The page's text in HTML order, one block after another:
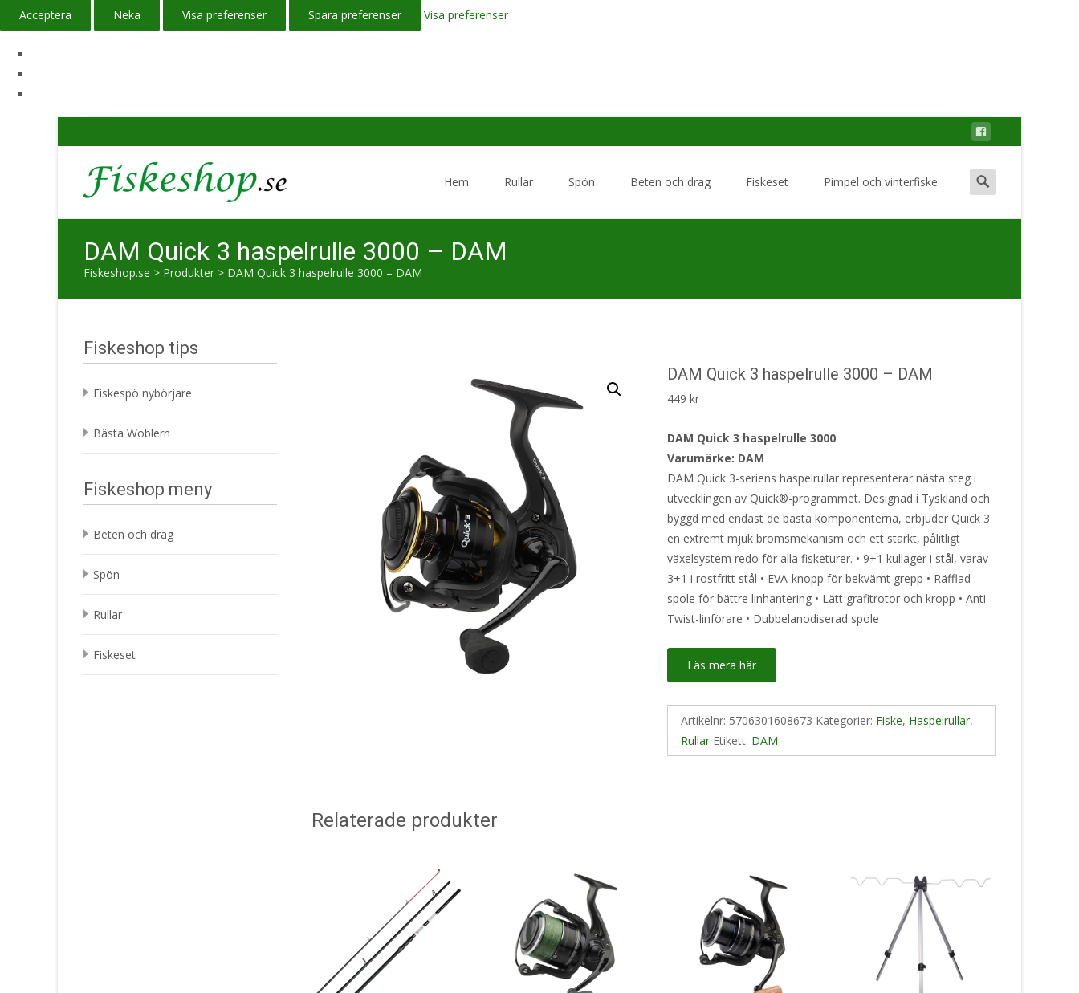
Acceptera Neka Visa preferenser Spara preferenser Visa preferenser
Hem Rullar Spön Beten och drag Fiskeset Pimpel och vinterfiske
Search
for:
DAM Quick 3 haspelrulle 3000 – DAM
Fiskeshop.se > Produkter > DAM Quick 3 haspelrulle 3000 – DAM
DAM Quick 3 haspelrulle 3000 – DAM
449kr
DAM Quick 3 haspelrulle 3000
Varumärke: DAM
DAM Quick 3-seriens haspelrullar representerar nästa steg i
utvecklingen av Quick®-programmet. Designad i Tyskland och
byggd med endast de bästa komponenterna, erbjuder Quick 3
en extremt mjuk bromsmekanism och ett starkt, pålitligt
växelsystem redo för alla fisketurer. • 9+1 kullager i stål, varav
3+1 i rostfritt stål • EVA-knopp för bekvämt grepp • Räfflad
spole för bättre linhantering • Lätt grafitrotor och kropp • Anti
Twist-linförare • Dubbelanodiserad spole
Läs mera här
Artikelnr: 5706301608673 Kategorier: Fiske, Haspelrullar,
Rullar Etikett: DAM
Relaterade produkter
Fiskeshop tips
Fiskespö nybörjare
Bästa Woblern
Fiskeshop meny
Beten och drag
Spön
Rullar
Fiskeset